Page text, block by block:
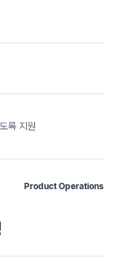
록 지원
Product Operations